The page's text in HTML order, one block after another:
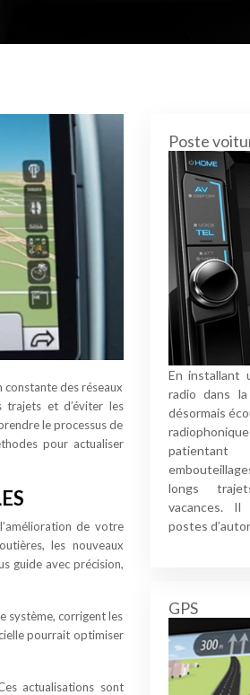
constante des réseaux
trajets et d’éviter les
le processus de
pour actualiser
de votre
les nouveaux
guide avec précision,
système, corrigent les
pourrait optimiser
actualisations sont
Poste
En installant
radio dans
désormais
longs
vacances.
postes
GPS